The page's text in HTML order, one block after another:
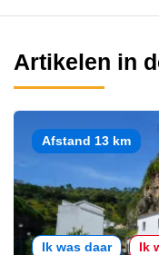
Artikelen in
Afstand 13 km
Ik was daar Ik